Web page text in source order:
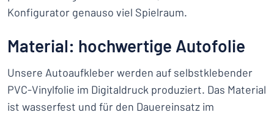
Konfigurator genauso viel Spielraum.
Material: hochwertige Autofolie
Unsere Autoaufkleber werden auf selbstklebender
PVC-Vinylfolie im Digitaldruck produziert. Das Material
ist wasserfest und für den Dauereinsatz im